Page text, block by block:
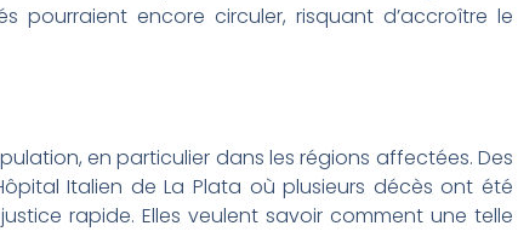
encore circuler, risquant d’accroître le
en particulier dans les régions affectées. Des
Italien de La Plata où plusieurs décès ont été
rapide. Elles veulent savoir comment une telle